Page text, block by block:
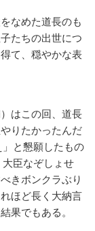
なめた道長のも
たちの出世につ
て、穏やかな表
はこの回、道長
りたかったんだ
と懇願したもの
臣なぞしょせ
きボンクラぶり
ほど長く大納言
果でもある。